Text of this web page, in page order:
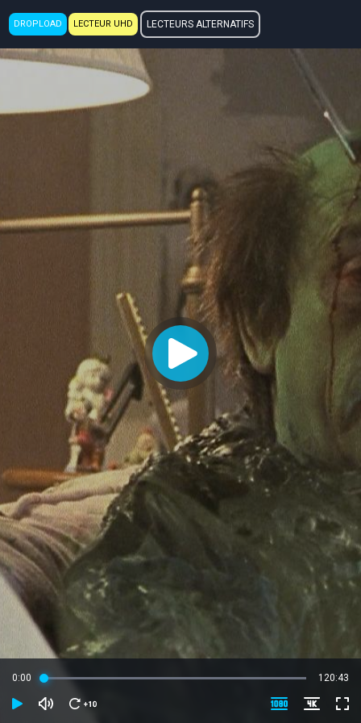
DROPLOAD LECTEUR UHD LECTEURS ALTERNATIFS
0:00 120:43